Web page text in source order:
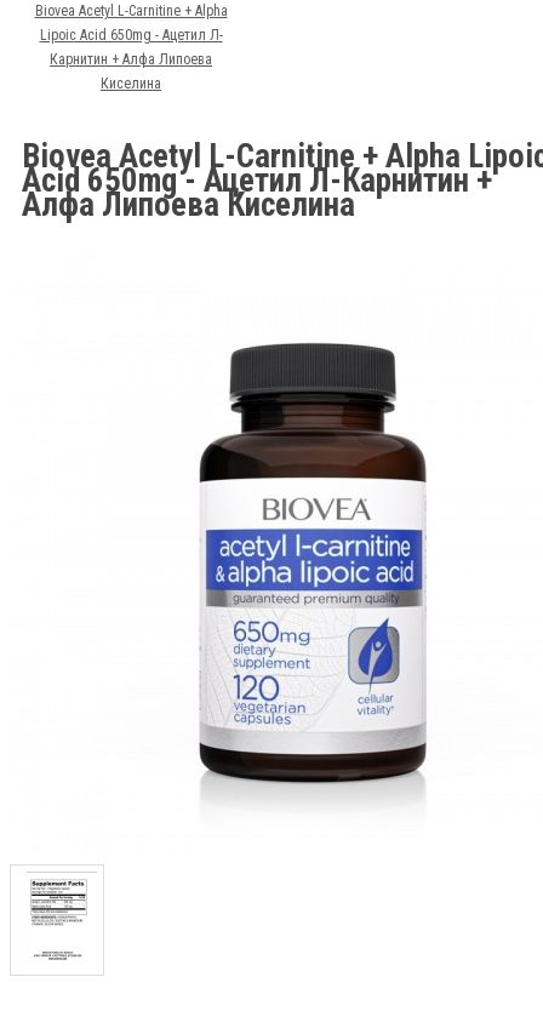
Biovea Acetyl L-Carnitine + Alpha
Lipoic Acid 650mg - Ацетил Л-
Карнитин + Алфа Липоева
Киселина
Biovea Acetyl L-Carnitine + Alpha
Acid 650mg - Ацетил Л-Карнитин +
Алфа Липоева Киселина